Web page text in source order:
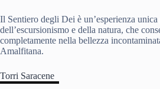
Il Sentiero degli Dei è un’esperienza
dell’escursionismo e della natura, che
completamente nella bellezza
Amalfitana.
Torri Saracene